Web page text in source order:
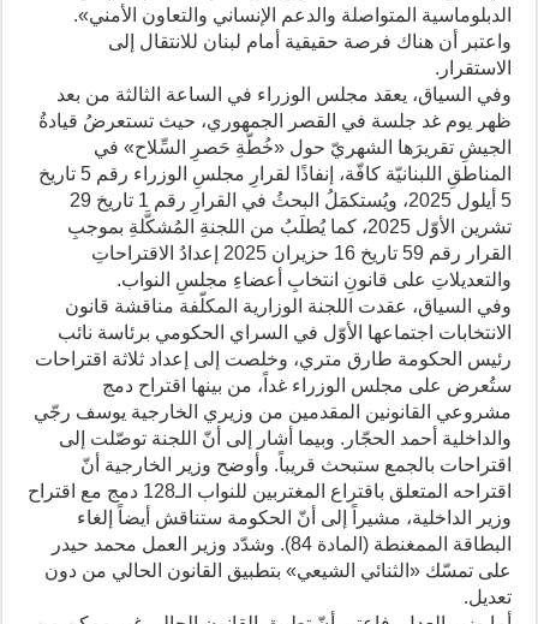
الدبلوماسية المتواصلة والدعم الإنساني والتعاون الأمني».
واعتبر أن هناك فرصة حقيقية أمام لبنان للانتقال إلى
الاستقرار.
وفي السياق، يعقد مجلس الوزراء في الساعة الثالثة من بعد
ظهر يوم غد جلسة في القصر الجمهوري، حيث تستعرضُ قيادةُ
الجيشِ تقريرَها الشهريّ حول «خُطّةِ حَصرِ السِّلاح» في
المناطقِ اللبنانيّة كافّة، إنفاذًا لقرارِ مجلسِ الوزراء رقم 5 تاريخ
5 أيلول 2025، ويُستكمَلُ البحثُ في القرارِ رقم 1 تاريخ 29
تشرين الأوّل 2025، كما يُطلَبُ من اللجنةِ المُشكَّلةِ بموجبِ
القرار رقم 59 تاريخ 16 حزيران 2025 إعدادُ الاقتراحاتِ
والتعديلاتِ على قانونِ انتخابِ أعضاءِ مجلسِ النواب.
وفي السياق، عقدت اللجنة الوزارية المكلّفة مناقشة قانون
الانتخابات اجتماعها الأوّل في السراي الحكومي برئاسة نائب
رئيس الحكومة طارق متري، وخلصت إلى إعداد ثلاثة اقتراحات
ستُعرض على مجلس الوزراء غداً، من بينها اقتراح دمج
مشروعي القانونين المقدمين من وزيري الخارجية يوسف رجّي
والداخلية أحمد الحجّار. وبيما أشار إلى أنّ اللجنة توصّلت إلى
اقتراحات بالجمع ستبحث قريباً. وأوضح وزير الخارجية أنّ
اقتراحه المتعلق باقتراع المغتربين للنواب الـ128 دمج مع اقتراح
وزير الداخلية، مشيراً إلى أنّ الحكومة ستناقش أيضاً إلغاء
البطاقة الممغنطة (المادة 84). وشدّد وزير العمل محمد حيدر
على تمسّك «الثنائي الشيعي» بتطبيق القانون الحالي من دون
تعديل.